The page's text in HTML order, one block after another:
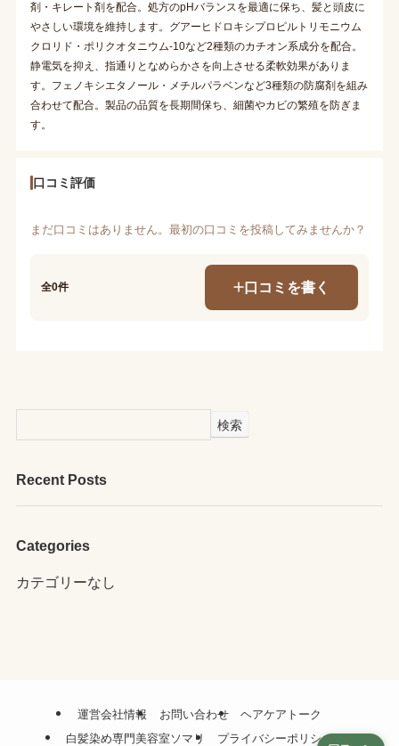
剤・キレート剤を配合。処方のpHバランスを最適に保ち、髪と頭皮に
やさしい環境を維持します。グアーヒドロキシプロピルトリモニウム
クロリド・ポリクオタニウム-10など2種類のカチオン系成分を配合。
静電気を抑え、指通りとなめらかさを向上させる柔軟効果がありま
す。フェノキシエタノール・メチルパラベンなど3種類の防腐剤を組み
合わせて配合。製品の品質を長期間保ち、細菌やカビの繁殖を防ぎま
す。
口コミ評価
まだ口コミはありません。最初の口コミを投稿してみませんか？
全0件 口コミを書く
検索
Recent Posts
Categories
カテゴリーなし
運営会社情報 お問い合わせ
ヘアケアトーク
白髪染め専門美容室ソマリ
プライバシーポリシー